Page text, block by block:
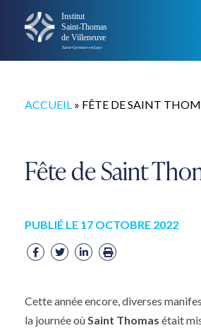
ACCUEIL » FÊTE DE SAINT
Fête de Saint
PUBLIÉ LE 17 OCTOBRE 2022
Cette année encore, diverses
la journée oùSaint Thomas était